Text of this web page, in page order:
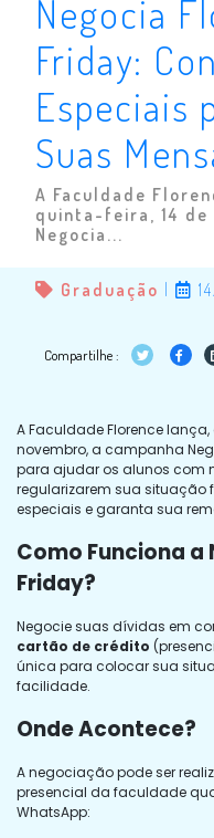
Negocia
Friday:
Especiais
Suas
A Faculdade
quinta-feira, 14 de
Negocia...
Graduação |
Compartilhe :
A Faculdade Florence
novembro, a campanha
para ajudar os alunos com
regularizarem sua situação
especiais e garanta sua
Como Funciona a
Friday?
Negocie suas dívidas em
cartão de crédito
única para colocar sua
facilidade.
Onde Acontece?
A negociação pode ser
presencial da faculdade
WhatsApp: